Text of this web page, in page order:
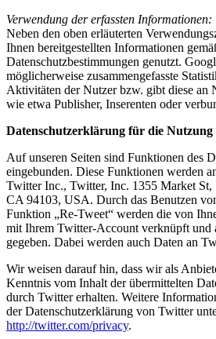
Verwendung der erfassten Informationen:
Neben den oben erläuterten
Ihnen bereitgestellten Informationen
Datenschutzbestimmungen genutzt.
möglicherweise zusammengefasste
Aktivitäten der Nutzer bzw. gibt diese an
wie etwa Publisher, Inserenten oder
Datenschutzerklärung für die
Auf unseren Seiten sind Funktionen des
eingebunden. Diese Funktionen werden
Twitter Inc., Twitter, Inc. 1355 Market St,
CA 94103, USA. Durch das Benutzen
Funktion „Re-Tweet“ werden die von
mit Ihrem Twitter-Account verknüpft und
gegeben. Dabei werden auch Daten an
Wir weisen darauf hin, dass wir als
Kenntnis vom Inhalt der übermittelten
durch Twitter erhalten. Weitere
der Datenschutzerklärung von Twitter
http://twitter.com/privacy.